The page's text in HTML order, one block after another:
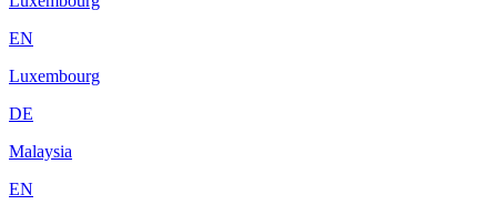
EN
Luxembourg
DE
Malaysia
EN